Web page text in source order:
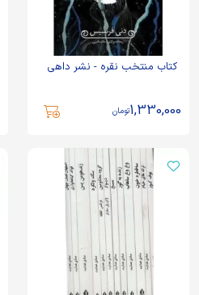
کتاب منتخب نقره - نشر داهی
1,330,000تومان